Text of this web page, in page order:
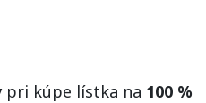
pri kúpe lístka na 100 %